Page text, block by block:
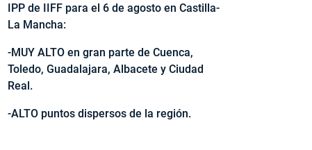
IPP de IIFF para el 6 de agosto en Castilla-
La Mancha:
-MUY ALTO en gran parte de Cuenca,
Toledo, Guadalajara, Albacete y Ciudad
Real.
-ALTO puntos dispersos de la región.